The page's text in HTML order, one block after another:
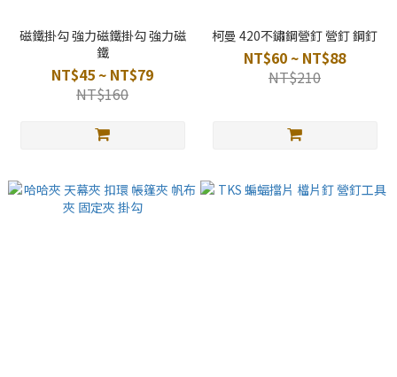
磁鐵掛勾 強力磁鐵掛勾 強力磁
鐵
NT$45 ~ NT$79
NT$160
柯曼 420不鏽鋼營釘 營釘 鋼釘
NT$60 ~ NT$88
NT$210